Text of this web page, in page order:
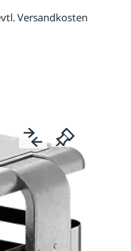
Versandkosten